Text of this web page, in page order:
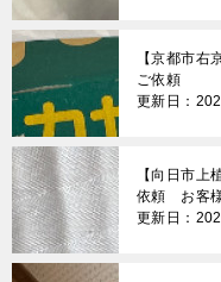
【京都市右
ご依頼
更新日：
【向日市上
依頼 お客
更新日：